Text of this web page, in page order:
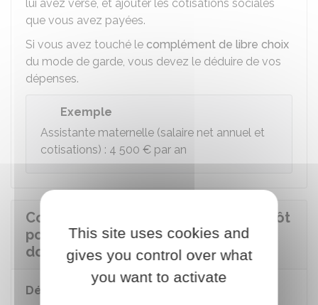
lui avez versé, et ajouter les cotisations sociales
que vous avez payées.
Si vous avez touché le complément de libre choix
du mode de garde, vous devez le déduire de vos
dépenses.
Exemple
Assistante maternelle (salaire net annuel et
cotisations) : 4 500 € par an
Comment bénéficier du crédit d'impôt
pour frais de garde d'enfant hors du
domicile ?
Déclaration
This site uses cookies and
gives you control over what
you want to activate